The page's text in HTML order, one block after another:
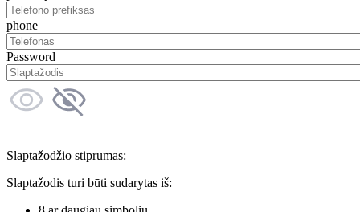
phone
Password
Slaptažodžio stiprumas:
Slaptažodis turi būti sudarytas iš: